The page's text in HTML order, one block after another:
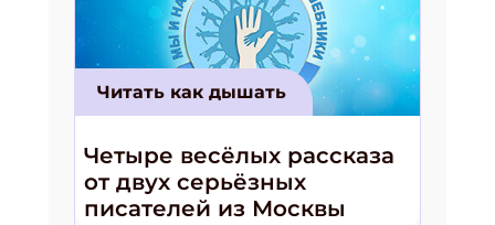
Читать как дышать
Четыре весёлых рассказа
от двух серьёзных
писателей из Москвы